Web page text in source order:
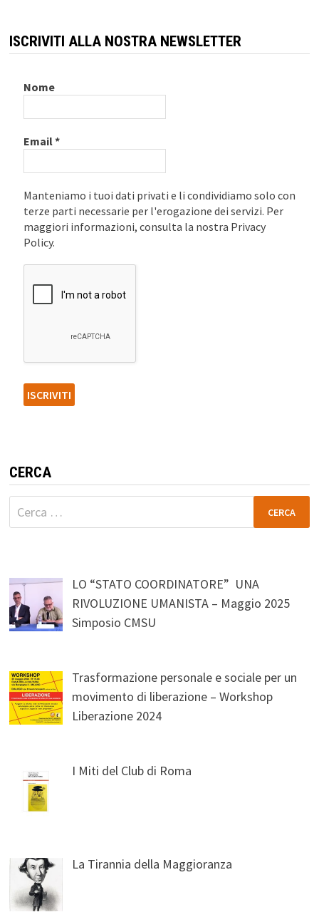
ISCRIVITI ALLA NOSTRA NEWSLETTER
Nome
Email*
Manteniamo i tuoi dati privati e li condividiamo solo con
terze parti necessarie per l'erogazione dei servizi. Per
maggiori informazioni, consulta la nostra Privacy
Policy.
CERCA
Ricerca
per:
LO “STATO COORDINATORE” UNA
RIVOLUZIONE UMANISTA – Maggio 2025
Simposio CMSU
Trasformazione personale e sociale per un
movimento di liberazione – Workshop
Liberazione 2024
I Miti del Club di Roma
La Tirannia della Maggioranza